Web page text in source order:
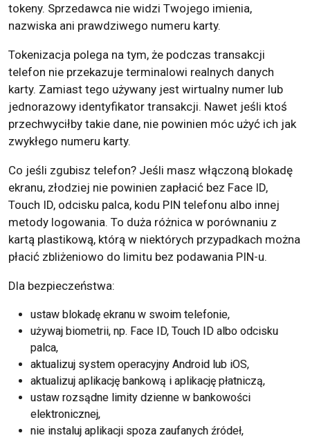
tokeny. Sprzedawca nie widzi Twojego imienia,
nazwiska ani prawdziwego numeru karty.
Tokenizacja polega na tym, że podczas transakcji
telefon nie przekazuje terminalowi realnych danych
karty. Zamiast tego używany jest wirtualny numer lub
jednorazowy identyfikator transakcji. Nawet jeśli ktoś
przechwyciłby takie dane, nie powinien móc użyć ich jak
zwykłego numeru karty.
Co jeśli zgubisz telefon? Jeśli masz włączoną blokadę
ekranu, złodziej nie powinien zapłacić bez Face ID,
Touch ID, odcisku palca, kodu PIN telefonu albo innej
metody logowania. To duża różnica w porównaniu z
kartą plastikową, którą w niektórych przypadkach można
płacić zbliżeniowo do limitu bez podawania PIN-u.
Dla bezpieczeństwa:
ustaw blokadę ekranu w swoim telefonie,
używaj biometrii, np. Face ID, Touch ID albo odcisku
palca,
aktualizuj system operacyjny Android lub iOS,
aktualizuj aplikację bankową i aplikację płatniczą,
ustaw rozsądne limity dzienne w bankowości
elektronicznej,
nie instaluj aplikacji spoza zaufanych źródeł,